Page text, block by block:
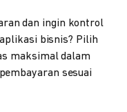
dan ingin kontrol
bisnis? Pilih
maksimal dalam
sesuai